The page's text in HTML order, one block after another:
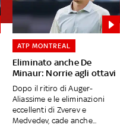
Eliminato anche De
Minaur: Norrie agli ottavi
ATP MONTREAL
Dopo il ritiro di Auger-
Aliassime e le eliminazioni
eccellenti di Zverev e
Medvedev, cade anche...